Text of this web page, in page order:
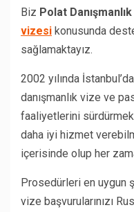
Biz Polat Danışmanlık
vizesi konusunda
sağlamaktayız.
2002 yılında
danışmanlık vize ve
faaliyetlerini
daha iyi hizmet
içerisinde olup her
Prosedürleri en uygun
vize başvurularınızı